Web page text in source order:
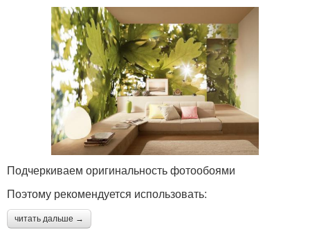
Подчеркиваем оригинальность фотообоями
Поэтому рекомендуется использовать:
читать дальше →